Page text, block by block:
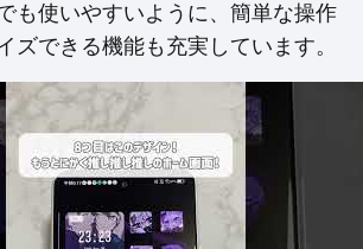
も使いやすいように、簡単な操作
ズできる機能も充実しています。